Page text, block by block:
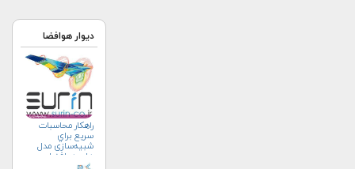
دیوار هوافضا
راهکار محاسبات
سريع براي
شبیه‌سازی مدل
های هوافضا